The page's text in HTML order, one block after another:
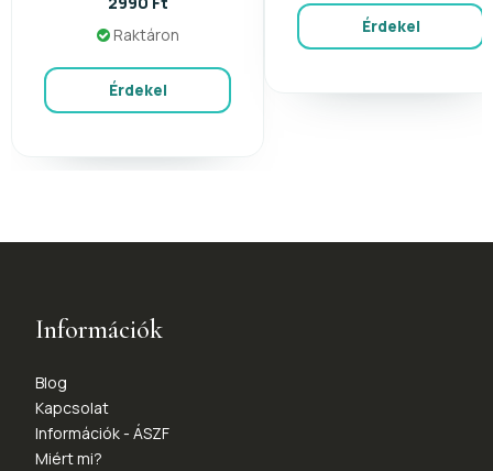
Raktáron
Érdekel
Érdekel
Információk
Blog
Kapcsolat
Információk - ÁSZF
Miért mi?